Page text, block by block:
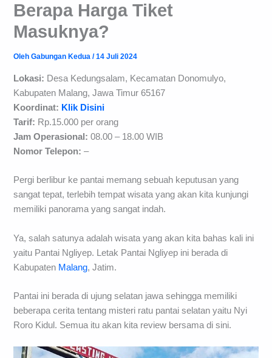
Berapa Harga Tiket
Masuknya?
OlehGabungan Kedua/14 Juli 2024
Lokasi: Desa Kedungsalam, Kecamatan Donomulyo,
Kabupaten Malang, Jawa Timur 65167
Koordinat: Klik Disini
Tarif: Rp.15.000 per orang
Jam Operasional:08.00 – 18.00 WIB
Nomor Telepon:–
Pergi berlibur ke pantai memang sebuah keputusan yang
sangat tepat, terlebih tempat wisata yang akan kita kunjungi
memiliki panorama yang sangat indah.
Ya, salah satunya adalah wisata yang akan kita bahas kali ini
yaitu Pantai Ngliyep. Letak Pantai Ngliyep ini berada di
Kabupaten Malang, Jatim.
Pantai ini berada di ujung selatan jawa sehingga memiliki
beberapa cerita tentang misteri ratu pantai selatan yaitu Nyi
Roro Kidul. Semua itu akan kita review bersama di sini.